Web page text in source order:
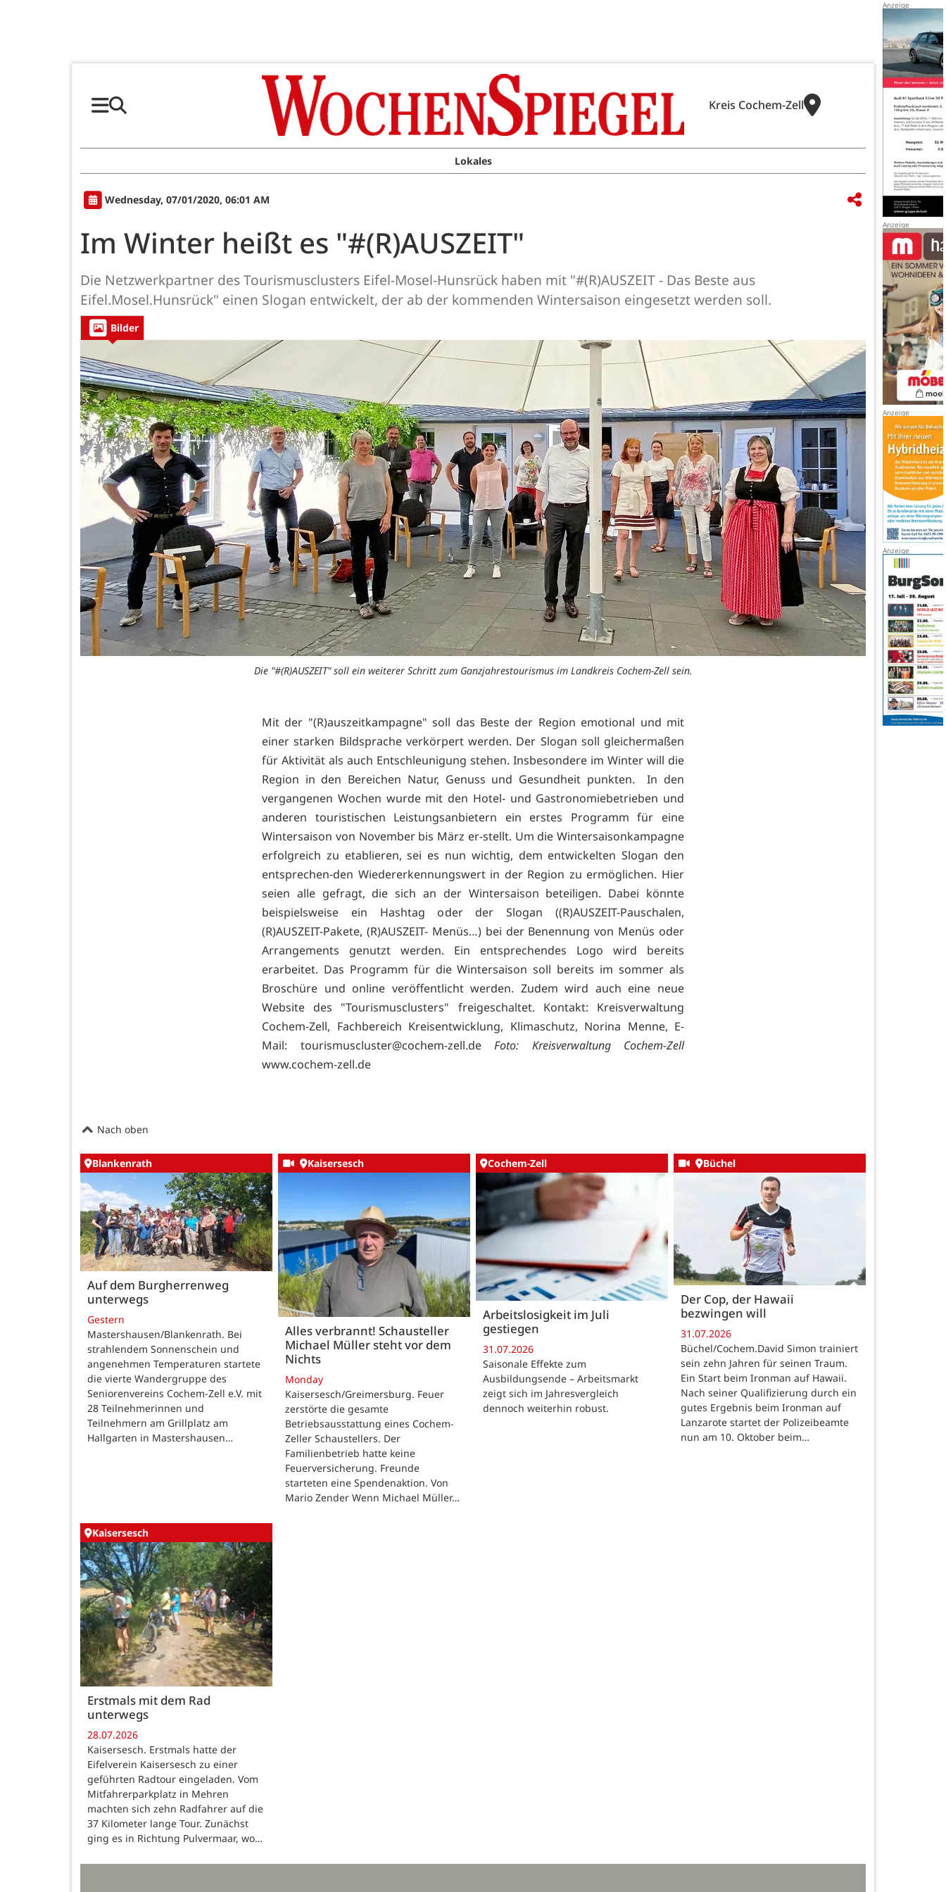
Kreis Cochem-Zell
Lokales
Wednesday, 07/01/2020, 06:01 AM
Im Winter heißt es "#(R)AUSZEIT"
Die Netzwerkpartner des Tourismusclusters Eifel-Mosel-Hunsrück haben mit "#(R)AUSZEIT - Das Beste aus
Eifel.Mosel.Hunsrück" einen Slogan entwickelt, der ab der kommenden Wintersaison eingesetzt werden soll.
Bilder
Die "#(R)AUSZEIT" soll ein weiterer Schritt zum Ganzjahrestourismus im Landkreis Cochem-Zell sein.
Mit der "(R)auszeitkampagne" soll das Beste der Region emotional und mit
einer starken Bildsprache verkörpert werden. Der Slogan soll gleichermaßen
für Aktivität als auch Entschleunigung stehen. Insbesondere im Winter will die
Region in den Bereichen Natur, Genuss und Gesundheit punkten. In den
vergangenen Wochen wurde mit den Hotel- und Gastronomiebetrieben und
anderen touristischen Leistungsanbietern ein erstes Programm für eine
Wintersaison von November bis März er-stellt. Um die Wintersaisonkampagne
erfolgreich zu etablieren, sei es nun wichtig, dem entwickelten Slogan den
entsprechen-den Wiedererkennungswert in der Region zu ermöglichen. Hier
seien alle gefragt, die sich an der Wintersaison beteiligen. Dabei könnte
beispielsweise ein Hashtag oder der Slogan ((R)AUSZEIT-Pauschalen,
(R)AUSZEIT-Pakete, (R)AUSZEIT- Menüs…) bei der Benennung von Menüs oder
Arrangements genutzt werden. Ein entsprechendes Logo wird bereits
erarbeitet. Das Programm für die Wintersaison soll bereits im sommer als
Broschüre und online veröffentlicht werden. Zudem wird auch eine neue
Website des "Tourismusclusters" freigeschaltet. Kontakt: Kreisverwaltung
Cochem-Zell, Fachbereich Kreisentwicklung, Klimaschutz, Norina Menne, E-
Mail: tourismuscluster@cochem-zell.de Foto: Kreisverwaltung Cochem-Zell
www.cochem-zell.de
Nach oben
Blankenrath
Auf dem Burgherrenweg
unterwegs
Gestern
Mastershausen/Blankenrath. Bei
strahlendem Sonnenschein und
angenehmen Temperaturen startete
die vierte Wandergruppe des
Seniorenvereins Cochem-Zell e.V. mit
28 Teilnehmerinnen und
Teilnehmern am Grillplatz am
Hallgarten in Mastershausen…
Kaisersesch
Alles verbrannt! Schausteller
Michael Müller steht vor dem
Nichts
Monday
Kaisersesch/Greimersburg. Feuer
zerstörte die gesamte
Betriebsausstattung eines Cochem-
Zeller Schaustellers. Der
Familienbetrieb hatte keine
Feuerversicherung. Freunde
starteten eine Spendenaktion. Von
Mario Zender Wenn Michael Müller…
Cochem-Zell
Arbeitslosigkeit im Juli
gestiegen
31.07.2026
Saisonale Effekte zum
Ausbildungsende – Arbeitsmarkt
zeigt sich im Jahresvergleich
dennoch weiterhin robust.
Büchel
Der Cop, der Hawaii
bezwingen will
31.07.2026
Büchel/Cochem.David Simon trainiert
sein zehn Jahren für seinen Traum.
Ein Start beim Ironman auf Hawaii.
Nach seiner Qualifizierung durch ein
gutes Ergebnis beim Ironman auf
Lanzarote startet der Polizeibeamte
nun am 10. Oktober beim…
Kaisersesch
Erstmals mit dem Rad
unterwegs
28.07.2026
Kaisersesch. Erstmals hatte der
Eifelverein Kaisersesch zu einer
geführten Radtour eingeladen. Vom
Mitfahrerparkplatz in Mehren
machten sich zehn Radfahrer auf die
37 Kilometer lange Tour. Zunächst
ging es in Richtung Pulvermaar, wo…